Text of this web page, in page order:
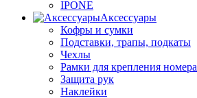
IPONE
Аксессуары
Кофры и сумки
Подставки, трапы, подкаты
Чехлы
Рамки для крепления номера
Защита рук
Наклейки